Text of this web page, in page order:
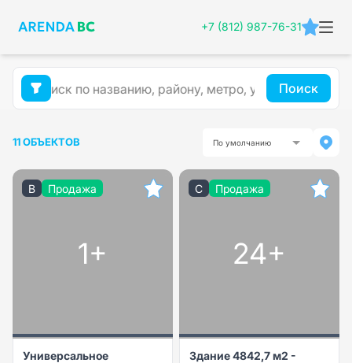
+7 (812) 987-76-31
Поиск
11 ОБЪЕКТОВ По умолчанию
B Продажа
1+
Универсальное
C Продажа
24+
Здание 4842,7 м2 -